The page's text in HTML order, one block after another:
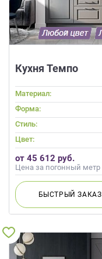
Кухня Темпо
Материал:
Форма:
Стиль:
Цвет:
от 45 612 руб.
Цена за погонный метр
БЫСТРЫЙЗАКАЗ